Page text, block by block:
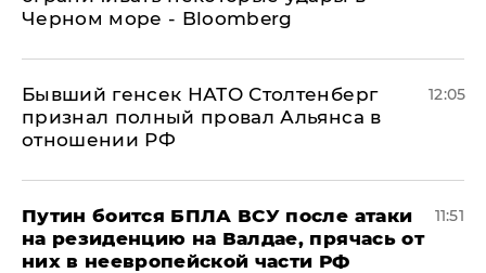
Черном море - Bloomberg
Бывший генсек НАТО Столтенберг
признал полный провал Альянса в
отношении РФ
12:05
Путин боится БПЛА ВСУ после атаки
на резиденцию на Валдае, прячась от
них в неевропейской части РФ
11:51